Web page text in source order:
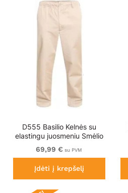
D555 Basilio Kelnės su
elastingu juosmeniu Smėlio
spalvos
69,99 € su PVM
Įdėti į krepšelį